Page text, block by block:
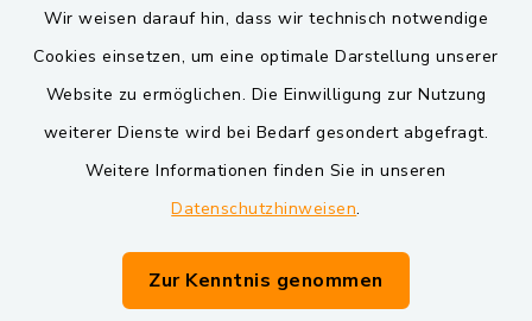
Wir weisen darauf hin, dass wir technisch notwendige
Cookies einsetzen, um eine optimale Darstellung unserer
Website zu ermöglichen. Die Einwilligung zur Nutzung
weiterer Dienste wird bei Bedarf gesondert abgefragt.
Weitere Informationen finden Sie in unseren
Datenschutzhinweisen.
Zur Kenntnis genommen
Barrierefreiheit
Impressum